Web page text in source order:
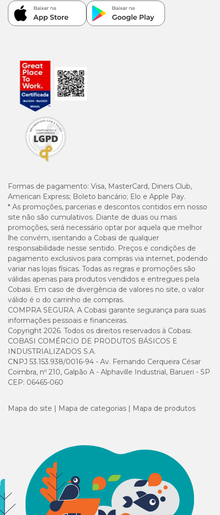
Formas de pagamento: Visa, MasterCard, Diners Club,
American Express; Boleto bancário; Elo e Apple Pay.
* As promoções, parcerias e descontos contidos em nosso
site não são cumulativos. Diante de duas ou mais
promoções, será necessário optar por aquela que melhor
lhe convém, isentando a Cobasi de qualquer
responsabilidade nesse sentido. Preços e condições de
pagamento exclusivos para compras via internet, podendo
variar nas lojas físicas. Todas as regras e promoções são
válidas apenas para produtos vendidos e entregues pela
Cobasi. Em caso de divergência de valores no site, o valor
válido é o do carrinho de compras.
COMPRA SEGURA. A Cobasi garante segurança para suas
informações pessoais e financeiras.
Copyright 2026. Todos os direitos reservados à Cobasi.
COBASI COMÉRCIO DE PRODUTOS BÁSICOS E
INDUSTRIALIZADOS S.A.
CNPJ 53.153.938/0016-94 - Av. Fernando Cerqueira César
Coimbra, nº 210, Galpão A - Alphaville Industrial, Barueri - SP
CEP: 06465-060
Mapa do site Mapa de categorias Mapa de produtos